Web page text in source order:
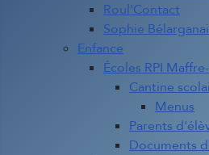
Roul'Contact
Sophie
Enfance
Écoles RPI
Cantine
Menus
Parents
Documents